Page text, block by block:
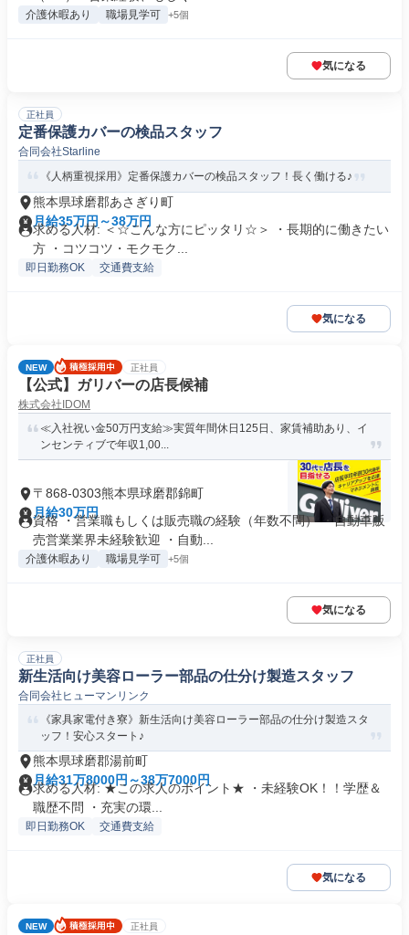
介護休暇あり 職場見学可 +5個
気になる
正社員
定番保護カバーの検品スタッフ
合同会社Starline
《人柄重視採用》定番保護カバーの検品スタッフ！長く働ける♪
熊本県球磨郡あさぎり町
月給35万円～38万円
求める人材: ＜☆こんな方にピッタリ☆＞ ・長期的に働きたい
方 ・コツコツ・モクモク...
即日勤務OK 交通費支給
気になる
NEW 正社員
【公式】ガリバーの店長候補
株式会社IDOM
≪入社祝い金50万円支給≫実質年間休日125日、家賃補助あり、イ
ンセンティブで年収1,00...
〒868-0303熊本県球磨郡錦町
月給30万円
資格 ・営業職もしくは販売職の経験（年数不問） ・自動車販
売営業業界未経験歓迎 ・自動...
介護休暇あり 職場見学可 +5個
気になる
正社員
新生活向け美容ローラー部品の仕分け製造スタッフ
合同会社ヒューマンリンク
《家具家電付き寮》新生活向け美容ローラー部品の仕分け製造スタ
ッフ！安心スタート♪
熊本県球磨郡湯前町
月給31万8000円～38万7000円
求める人材: ★この求人のポイント★ ・未経験OK！！学歴＆
職歴不問 ・充実の環...
即日勤務OK 交通費支給
気になる
NEW 正社員